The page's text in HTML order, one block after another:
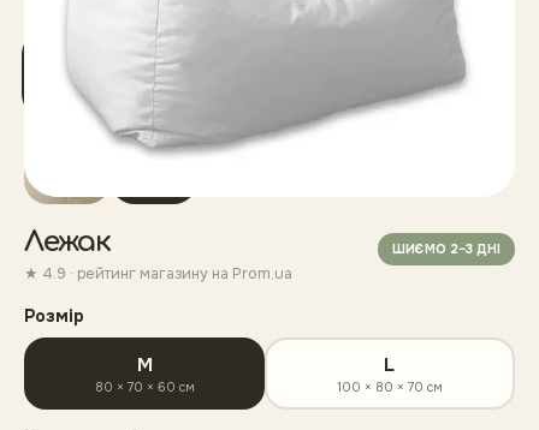
▶
Лежак
★ 4.9 · рейтинг магазину на Prom.ua
ШИЄМО 2–3 ДНІ
Розмір
M
80 × 70 × 60 см
L
100 × 80 × 70 см